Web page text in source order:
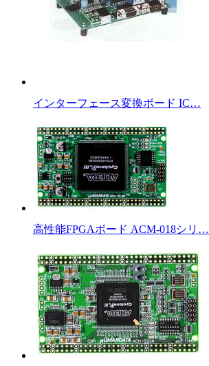
インターフェース変換ボード IC…
高性能FPGAボード ACM-018シリ…